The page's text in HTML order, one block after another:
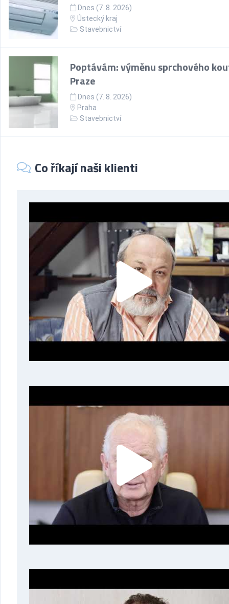
Dnes (7. 8. 2026)
Ústecký kraj
Stavebnictví
Poptávám: výměnu sprchového
Praze
Dnes (7. 8. 2026)
Praha
Stavebnictví
Co říkají naši klienti